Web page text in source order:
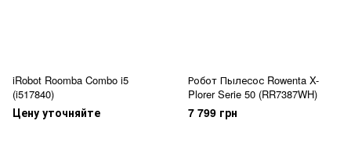
iRobot Roomba Combo i5
(i517840)
Цену уточняйте
Робот Пылесос Rowenta X-
Plorer Serie 50 (RR7387WH)
7 799 грн